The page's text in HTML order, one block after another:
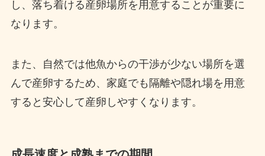
し、落ち着ける産卵場所を用意することが重要に
なります。
また、自然では他魚からの干渉が少ない場所を選
んで産卵するため、家庭でも隔離や隠れ場を用意
すると安心して産卵しやすくなります。